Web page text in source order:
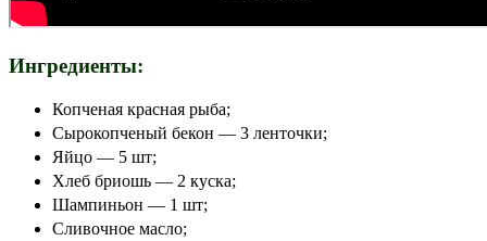
Ингредиенты:
Копченая красная рыба;
Сырокопченый бекон — 3 ленточки;
Яйцо — 5 шт;
Хлеб бриошь — 2 куска;
Шампиньон — 1 шт;
Сливочное масло;